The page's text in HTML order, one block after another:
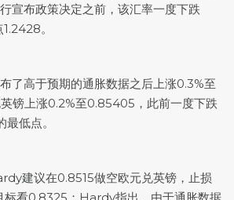
宣布政策决定之前，该汇率一度下跌
。
了高于预期的通胀数据之后上涨0.3%至
镑上涨0.2%至0.85405，此前一度下跌
低点。
建议在0.8515做空欧元兑英镑，止损
看0.8325；Hardy指出，由于通胀数据